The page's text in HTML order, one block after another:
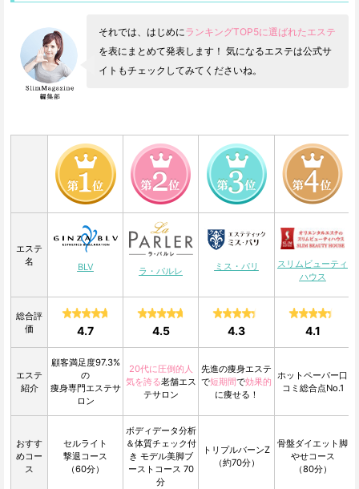
それでは、はじめにランキングTOP5に選ばれたエステ
を表にまとめて発表します！ 気になるエステは公式サ
イトもチェックしてみてくださいね。
エステ
名
BLV ラ・パルレ ミス・パリ
スリムビューティ
ハウス
総合評
価
4.7 4.5 4.3 4.1
エステ
紹介
顧客満足度97.3%
の
痩身専門エステサ
ロン
20代に圧倒的人
気を誇る老舗エス
テサロン
先進の痩身エステ
で短期間で効果的
に痩せる！
ホットペーパー口
コミ総合点No.1
おすす
めコー
ス
セルライト
撃退コース
（60分）
ボディデータ分析
＆体質チェック付
き モデル美脚ブ
ーストコース 70
分
トリプルバーンZ
（約70分）
骨盤ダイエット脚
やせコース
（80分）